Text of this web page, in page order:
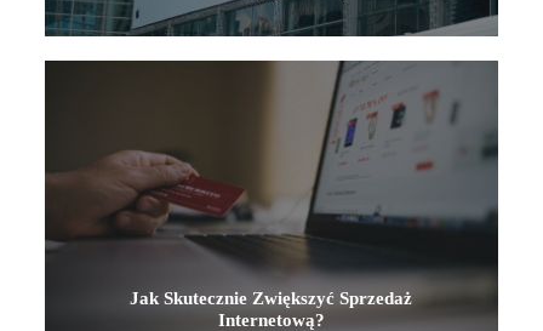
Jak Skutecznie Zwiększyć Sprzedaż
Internetową?